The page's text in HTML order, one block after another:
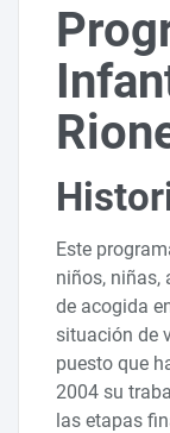
Este
niños, niñas,
de acogida
situación de
puesto que
2004 su
las etapas